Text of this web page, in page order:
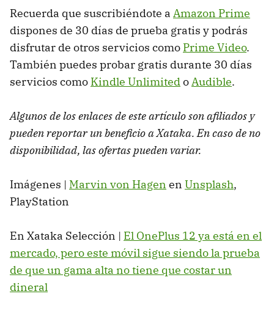
Recuerda que suscribiéndote a Amazon Prime
dispones de 30 días de prueba gratis y podrás
disfrutar de otros servicios como Prime Video.
También puedes probar gratis durante 30 días
servicios como Kindle UnlimitedoAudible.
Algunos de los enlaces de este artículo son afiliados y
pueden reportar un beneficio a Xataka. En caso de no
disponibilidad, las ofertas pueden variar.
Imágenes | Marvin von Hagen en Unsplash,
PlayStation
En Xataka Selección | El OnePlus 12 ya está en el
mercado, pero este móvil sigue siendo la prueba
de que un gama alta no tiene que costar un
dineral